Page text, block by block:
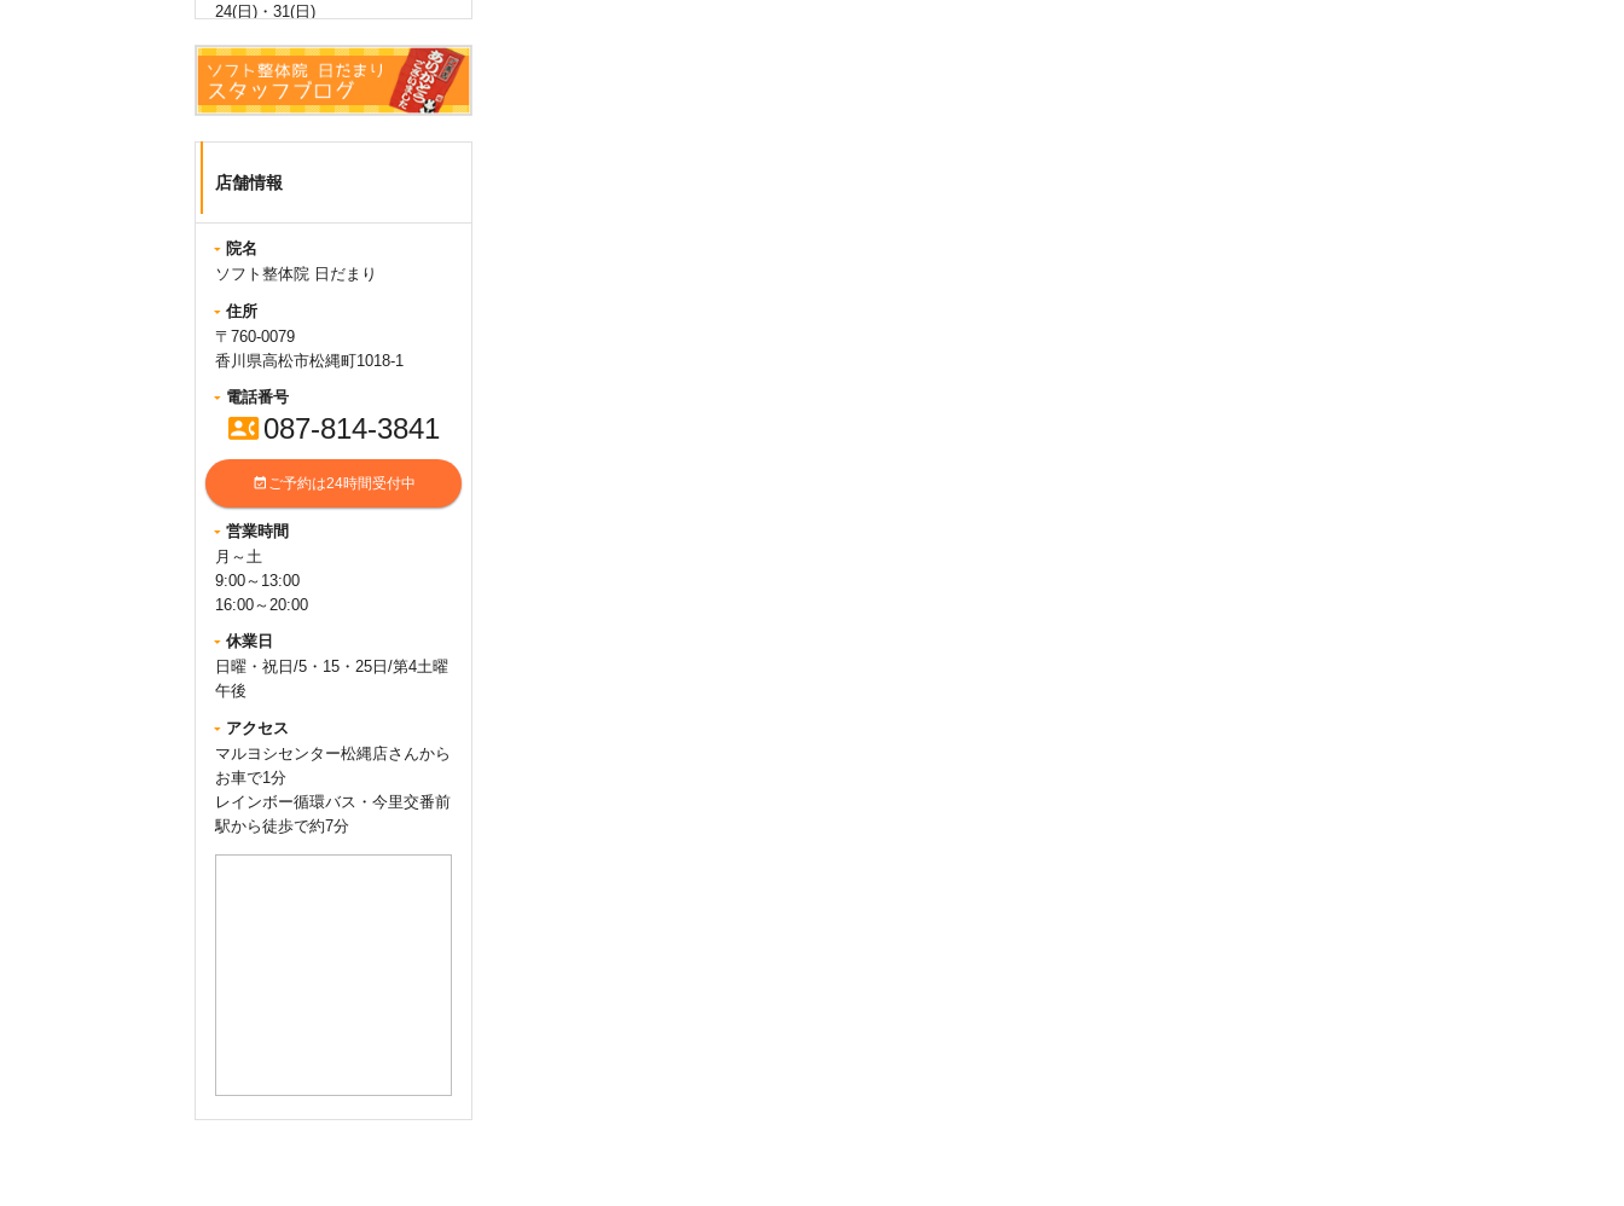
24(日)・31(日)
6月：7(日)・10(水)午前休・
14（日）・15(月)・21(日)・
25(木)午後休・28(日)
よろしくお願い致します。
query_builder2026.04.02
4月：5(日)・12(日)・15(水)・
19(日)・26(日)・29(水)
6(水)・10(日)・15(金)・17(日)・
24(日)・31(日)
よろしくお願い致します。
2020.07.01
ママの日は、
本ホームページの中ほどにありま
す
”ママの日キャンペーン実施中”の
下の部分”「ママの日」の日程は
こちら>>”
と確認できますよ。
店舗情報
院名
ソフト整体院 日だまり
住所
〒760-0079
香川県高松市松縄町1018-1
電話番号
contact_phone 087-814-3841
event_available ご予約は24時間受付中
営業時間
月～土
9:00～13:00
16:00～20:00
休業日
日曜・祝日/5・15・25日/第4土曜
午後
アクセス
マルヨシセンター松縄店さんから
お車で1分
レインボー循環バス・今里交番前
駅から徒歩で約7分